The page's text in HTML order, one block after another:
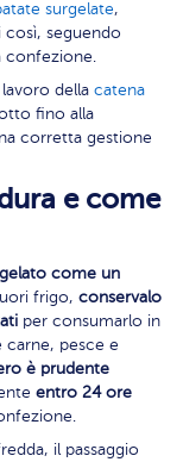
surgelate,
così, seguendo
confezione.
della catena
fino alla
corretta gestione
e come
come un
frigo, conservalo
per consumarlo in
pesce e
è prudente
entro 24 ore
il passaggio